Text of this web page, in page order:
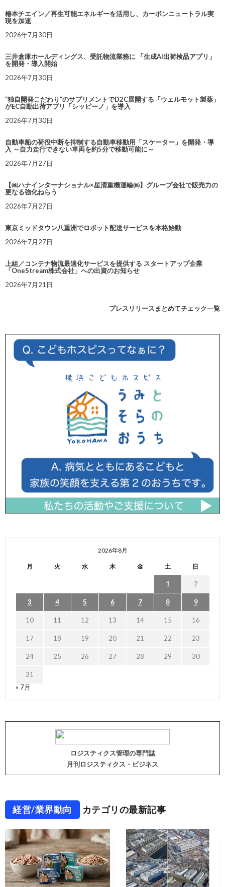
椿本チエイン／再生可能エネルギーを活用し、カーボンニュートラル実
現を加速
2026年7月30日
三井倉庫ホールディングス、受託物流業務に 「生成AI出荷検品アプリ」
を開発・導入開始
2026年7月30日
“独自開発こだわり”のサプリメントでD2C展開する「ウェルモット製薬」
がEC自動出荷アプリ「シッピーノ」を導入
2026年7月30日
自動車船の荷役中断を抑制する自動車移動用「スケーター」を開発・導
入 ～自力走行できない車両を約5分で移動可能に～
2026年7月27日
【㈱ハナインターナショナル×星清重機運輸㈱】グループ会社で販売力の
更なる強化ねらう
2026年7月27日
東京ミッドタウン八重洲でロボット配送サービスを本格始動
2026年7月27日
上組／コンテナ物流最適化サービスを提供する スタートアップ企業
「OneStream株式会社」への出資のお知らせ
2026年7月21日
プレスリリースまとめてチェック一覧
2026年8月
月 火 水 木 金 土 日
1 2
3 4 5 6 7 8 9
10 11 12 13 14 15 16
17 18 19 20 21 22 23
24 25 26 27 28 29 30
31
« 7月
ロジスティクス管理の専門誌
月刊ロジスティクス・ビジネス
経営/業界動向 カテゴリの最新記事